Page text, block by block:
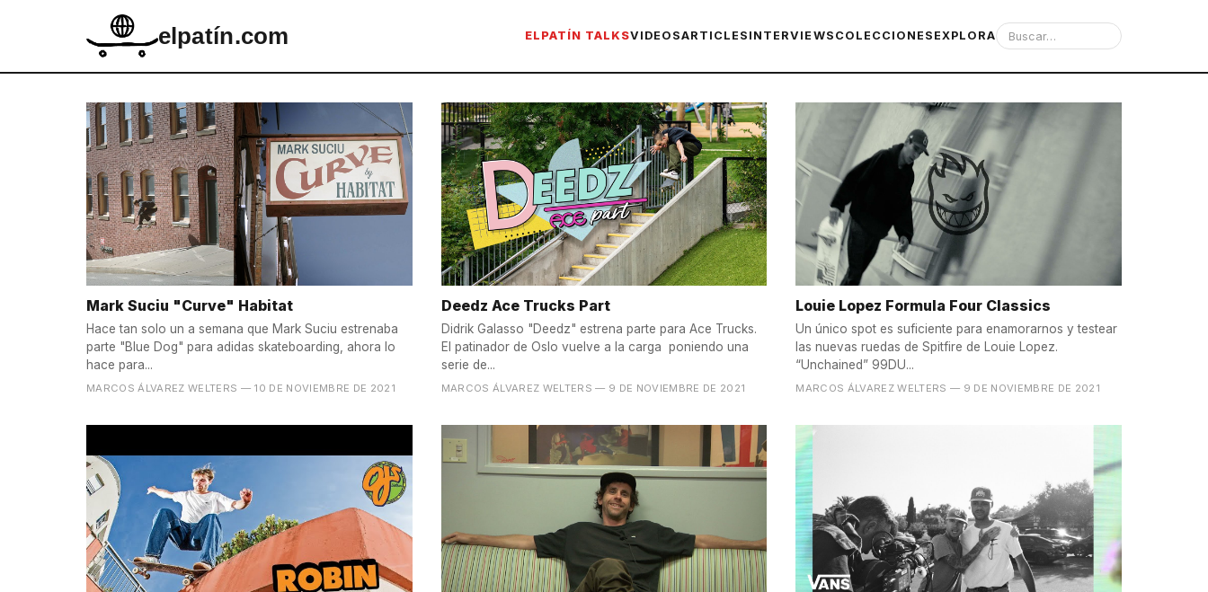
elpatín.com ELPATÍN TALKSVIDEOSARTICLES INTERVIEWS COLECCIONES EXPLORA
Mark Suciu "Curve" Habitat
Hace tan solo un a semana que Mark Suciu estrenaba
parte "Blue Dog" para adidas skateboarding, ahora lo
hace para...
MARCOS ÁLVAREZ WELTERS — 10 DE NOVIEMBRE DE 2021
Deedz Ace Trucks Part
Didrik Galasso "Deedz" estrena parte para Ace Trucks.
El patinador de Oslo vuelve a la carga poniendo una
serie de...
MARCOS ÁLVAREZ WELTERS — 9 DE NOVIEMBRE DE 2021
Louie Lopez Formula Four Classics
Un único spot es suficiente para enamorarnos y testear
las nuevas ruedas de Spitfire de Louie Lopez.
“Unchained” 99DU...
MARCOS ÁLVAREZ WELTERS — 9 DE NOVIEMBRE DE 2021